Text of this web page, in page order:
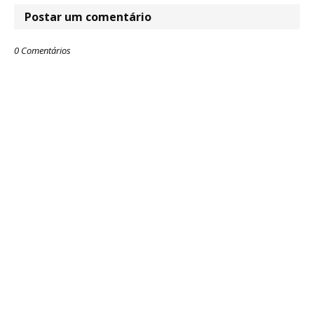
Postar um comentário
0 Comentários